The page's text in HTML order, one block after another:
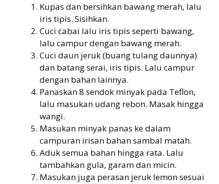
Kupas dan bersihkan bawang merah, lalu
iris tipis. Sisihkan.
Cuci cabai lalu iris tipis seperti bawang,
lalu campur dengan bawang merah.
Cuci daun jeruk (buang tulang daunnya)
dan batang serai, iris tipis. Lalu campur
dengan bahan lainnya.
Panaskan 8 sendok minyak pada Teflon,
lalu masukan udang rebon. Masak hingga
wangi.
Masukan minyak panas ke dalam
campuran irisan bahan sambal matah.
Aduk semua bahan hingga rata. Lalu
tambahkan gula, garam dan micin.
Masukan juga perasan jeruk lemon sesuai